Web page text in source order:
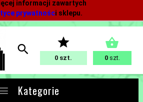
informacji zawartych
prywatności sklepu.
0 0 szt.
Kategorie